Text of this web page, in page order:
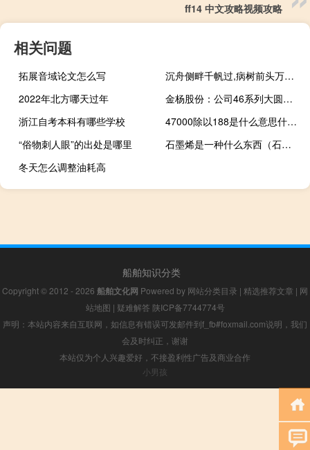
ff14 中文攻略视频攻略
相关问题
拓展音域论文怎么写
沉舟侧畔千帆过,病树前头万木春什么意思
2022年北方哪天过年
金杨股份：公司46系列大圆柱锂电池可以应用于新能源汽车、储能等领域
浙江自考本科有哪些学校
47000除以188是什么意思什么梗
“俗物刺人眼”的出处是哪里
石墨烯是一种什么东西（石墨烯是什么物质）
冬天怎么调整油耗高
船舶知识分类
Copyright © 2012 - 2026 船舶文化网 Powered by 网站分类目录 | 精选推荐文章 | 网
站地图 | 疑难解答 陕ICP备7744774号
声明：本站内容来自互联网，如信息有错误可发邮件到f_fb#foxmail.com说明，我们
会及时纠正，谢谢
本站仅为个人兴趣爱好，不接盈利性广告及商业合作
小男孩